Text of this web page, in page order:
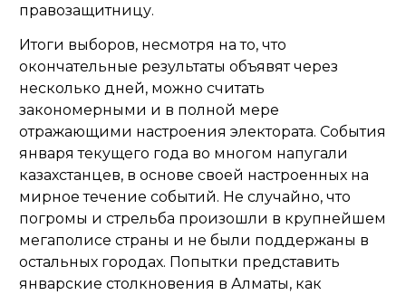
правозащитницу.
Итоги выборов, несмотря на то, что
окончательные результаты объявят через
несколько дней, можно считать
закономерными и в полной мере
отражающими настроения электората. События
января текущего года во многом напугали
казахстанцев, в основе своей настроенных на
мирное течение событий. Не случайно, что
погромы и стрельба произошли в крупнейшем
мегаполисе страны и не были поддержаны в
остальных городах. Попытки представить
январские столкновения в Алматы, как